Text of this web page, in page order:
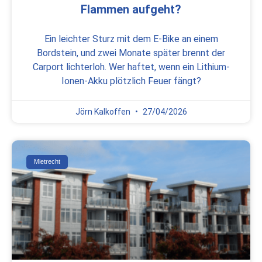
Flammen aufgeht?
Ein leichter Sturz mit dem E-Bike an einem
Bordstein, und zwei Monate später brennt der
Carport lichterloh. Wer haftet, wenn ein Lithium-
Ionen-Akku plötzlich Feuer fängt?
Jörn Kalkoffen 27/04/2026
Mietrecht